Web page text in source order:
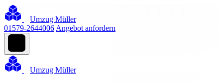
Umzug Müller
01579-2644006 Angebot anfordern
Umzug Müller